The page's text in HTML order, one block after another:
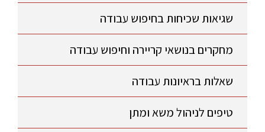
שגיאות שכיחות בחיפוש עבודה
מחקרים בנושאי קריירה וחיפוש עבודה
שאלות בראיונות עבודה
טיפים לניהול משא ומתן